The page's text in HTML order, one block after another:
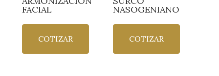
FACIAL
COTIZAR
NASOGENIANO
COTIZAR